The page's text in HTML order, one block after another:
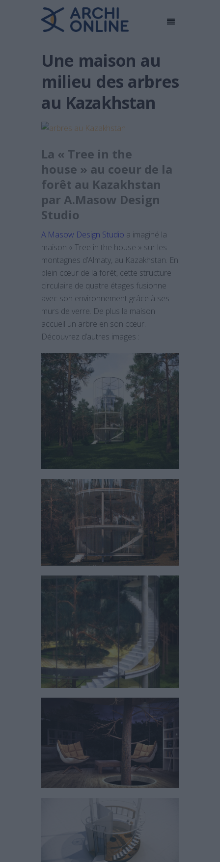
Une maison au
milieu des arbres
au Kazakhstan
La « Tree in the
house » au coeur de la
forêt au Kazakhstan
par A.Masow Design
Studio
A.Masow Design Studio a imaginé la
maison « Tree in the house » sur les
montagnes d’Almaty, au Kazakhstan. En
plein cœur de la forêt, cette structure
circulaire de quatre étages fusionne
avec son environnement grâce à ses
murs de verre. De plus la maison
accueil un arbre en son cœur.
Découvrez d’autres images :